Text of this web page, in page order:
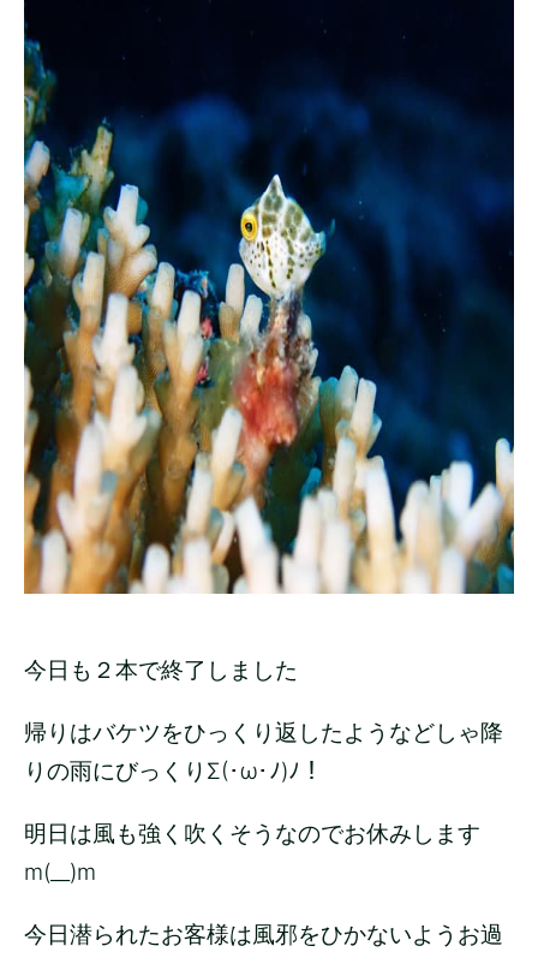
今日も２本で終了しました
帰りはバケツをひっくり返したようなどしゃ降
りの雨にびっくりΣ(･ω･ﾉ)ﾉ！
明日は風も強く吹くそうなのでお休みします
m(__)m
今日潜られたお客様は風邪をひかないようお過